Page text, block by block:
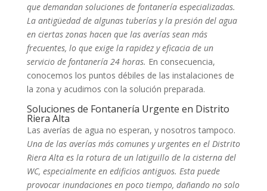
que demandan soluciones de fontanería especializadas.
La antigüedad de algunas tuberías y la presión del agua
en ciertas zonas hacen que las averías sean más
frecuentes, lo que exige la rapidez y eficacia de un
servicio de fontanería 24 horas. En consecuencia,
conocemos los puntos débiles de las instalaciones de
la zona y acudimos con la solución preparada.
Soluciones de Fontanería Urgente en Distrito
Riera Alta
Las averías de agua no esperan, y nosotros tampoco.
Una de las averías más comunes y urgentes en el Distrito
Riera Alta es la rotura de un latiguillo de la cisterna del
WC, especialmente en edificios antiguos. Esta puede
provocar inundaciones en poco tiempo, dañando no solo